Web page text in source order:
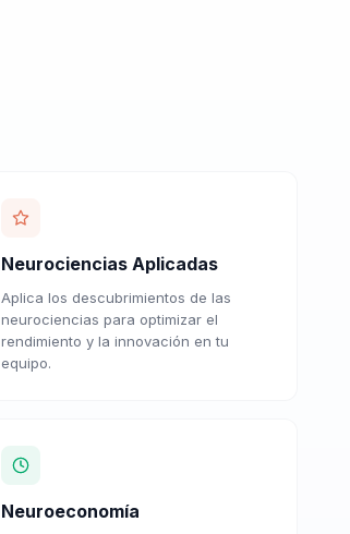
Neurociencias Aplicadas
Aplica los descubrimientos de las
neurociencias para optimizar el
rendimiento y la innovación en tu
equipo.
Neuroeconomía